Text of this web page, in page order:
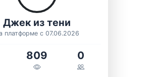
Джек из тени
платформе с 07.06.2026
809 0